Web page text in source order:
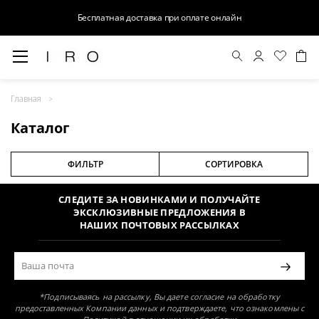
Бесплатная доставка при оплате онлайн
Главная
Каталог
ФИЛЬТР СОРТИРОВКА
Раздел не найден
СЛЕДИТЕ ЗА НОВИНКАМИ И ПОЛУЧАЙТЕ
ЭКСКЛЮЗИВНЫЕ ПРЕДЛОЖЕНИЯ В
НАШИХ ПОЧТОВЫХ РАССЫЛКАХ
*Подписываясь на рассылку, Вы даете согласие на обработку
предоставленных Компании данных и подтверждаете, что ознакомлены с